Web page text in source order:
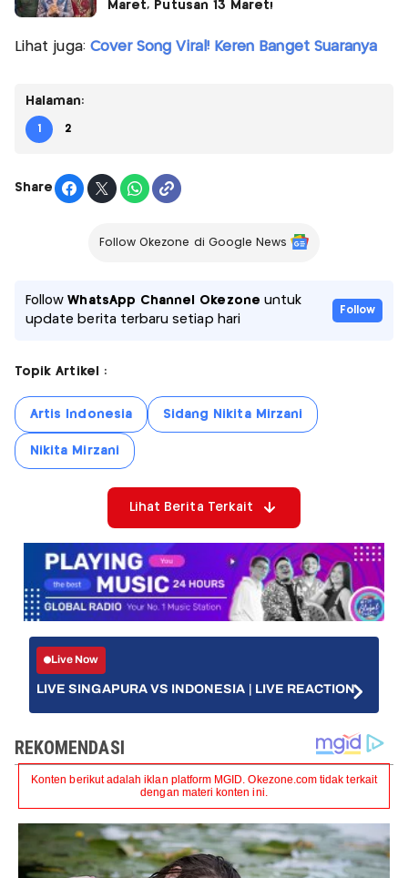
Maret, Putusan 13 Maret!
Lihat juga: Cover Song Viral! Keren Banget Suaranya
Halaman:
1 2
Share
Follow Okezone di Google News
FollowWhatsApp Channel Okezone untuk
update berita terbaru setiap hari
Follow
Topik Artikel :
Artis Indonesia Sidang Nikita Mirzani
Nikita Mirzani
Lihat Berita Terkait
Live Now
LIVE SINGAPURA VS INDONESIA | LIVE REACTION